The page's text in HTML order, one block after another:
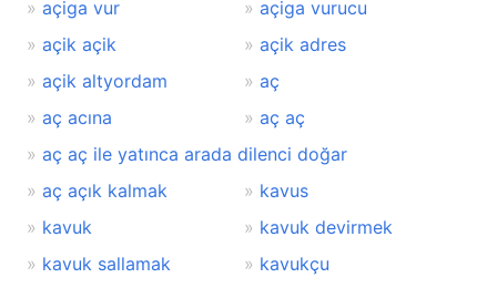
açiga vur
açiga vurucu
açik açik
açik adres
açik altyordam
aç
aç acına
aç aç
aç aç ile yatınca arada dilenci doğar
aç açık kalmak
kavus
kavuk
kavuk devirmek
kavuk sallamak
kavukçu